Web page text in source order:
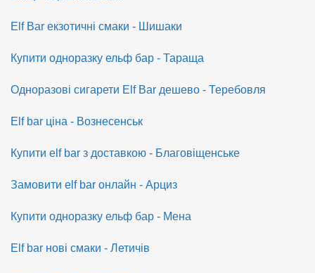
Elf Bar екзотичні смаки - Шишаки
Купити одноразку ельф бар - Тараща
Одноразові сигарети Elf Bar дешево - Теребовля
Elf bar ціна - Вознесенськ
Купити elf bar з доставкою - Благовіщенське
Замовити elf bar онлайн - Арциз
Купити одноразку ельф бар - Мена
Elf bar нові смаки - Летичів